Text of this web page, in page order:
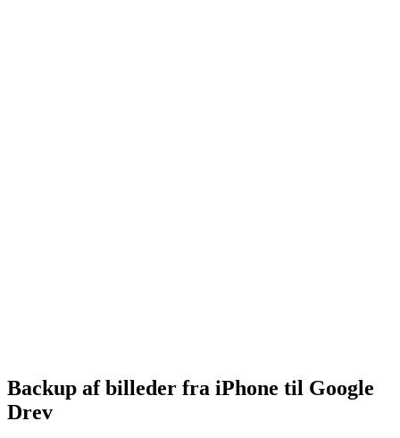
Backup af billeder fra iPhone til Google
Drev